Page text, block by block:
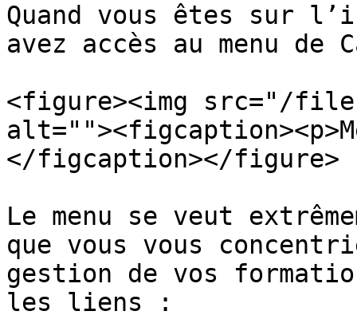
Quand vous êtes sur
avez accès au menu de
<figure><img src="/files/
</figcaption></figure>
Le menu se veut
que vous vous
gestion de vos
les liens :